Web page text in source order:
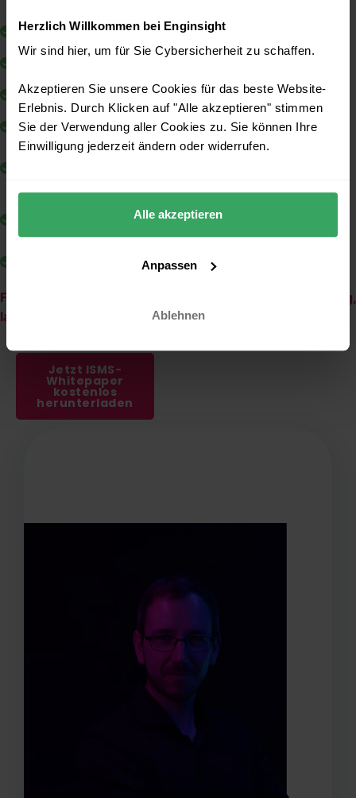
Herzlich Willkommen bei Enginsight
Wir sind hier, um für Sie Cybersicherheit zu schaffen.
Akzeptieren Sie unsere Cookies für das beste Website-
Erlebnis. Durch Klicken auf "Alle akzeptieren" stimmen
Sie der Verwendung aller Cookies zu. Sie können Ihre
Einwilligung jederzeit ändern oder widerrufen.
Alle akzeptieren
Anpassen
Ablehnen
Organisation der Informationssicherheit
Betriebssicherheit
Kommunikationssicherheit
Anschaffung, Entwicklung und Instandhalten von
Handhabung von Informationssicherheitsvorfällen
Für ausführliche Details und Erklärungen zur Umsetzung,
laden Sie sich gerne das ISMS-Whitepaper herunter.
Jetzt ISMS-
Whitepaper
kostenlos
herunterladen